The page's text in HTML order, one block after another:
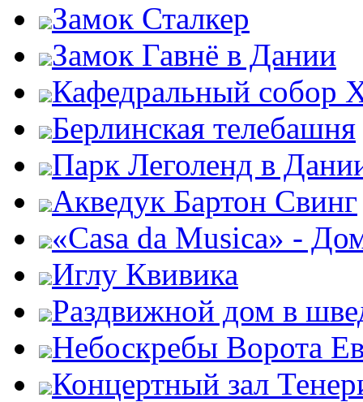
Замок Сталкер
Замок Гавнё в Дании
Кафедральный собор
Берлинская телебашня
Парк Леголенд в
Акведук Бартон Свинг
«Casa da Musica» -
Иглу Квивика
Раздвижной дом в
Небоскребы Ворота
Концертный зал